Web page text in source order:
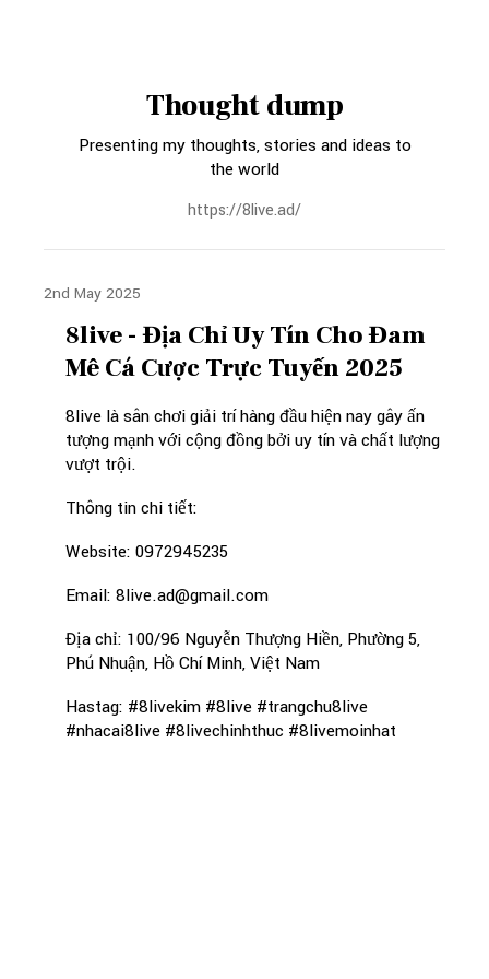
Thought dump
Presenting my thoughts, stories and ideas to
the world
https://8live.ad/
2nd May 2025
8live - Địa Chỉ Uy Tín Cho Đam
Mê Cá Cược Trực Tuyến 2025
8live là sân chơi giải trí hàng đầu hiện nay gây ấn
tượng mạnh với cộng đồng bởi uy tín và chất lượng
vượt trội.
Thông tin chi tiết:
Website: 0972945235
Email: 8live.ad@gmail.com
Địa chỉ: 100/96 Nguyễn Thượng Hiền, Phường 5,
Phú Nhuận, Hồ Chí Minh, Việt Nam
Hastag: #8livekim #8live #trangchu8live
#nhacai8live #8livechinhthuc #8livemoinhat